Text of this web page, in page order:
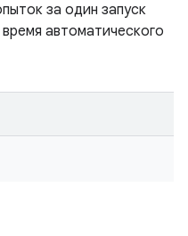
за один запуск
автоматического